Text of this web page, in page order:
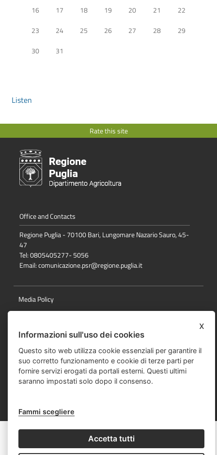
16
17 18 19 20 21
22
23
24 25 26 27 28
29
30
31
Listen
Rate this site
Office and Contacts
Regione Puglia - 70100 Bari, Lungomare Nazario Sauro, 45-
47
Tel: 0805405277- 5056
Email:comunicazione.psr@regione.puglia.it
Media Policy
Privacy Policy
Responsabile della pubblicazione
Mappa del sito
x
Informazioni sull'uso dei cookies
Questo sito web utilizza cookie essenziali per garantire il
suo corretto funzionamento e cookie di terze parti per
fornire servizi erogati da portali esterni. Questi ultimi
saranno impostati solo dopo il consenso.
Fammi scegliere
Accetta tutti